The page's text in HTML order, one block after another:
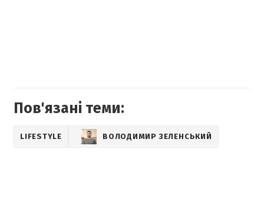
Пов'язані теми:
LIFESTYLE ВОЛОДИМИР ЗЕЛЕНСЬКИЙ